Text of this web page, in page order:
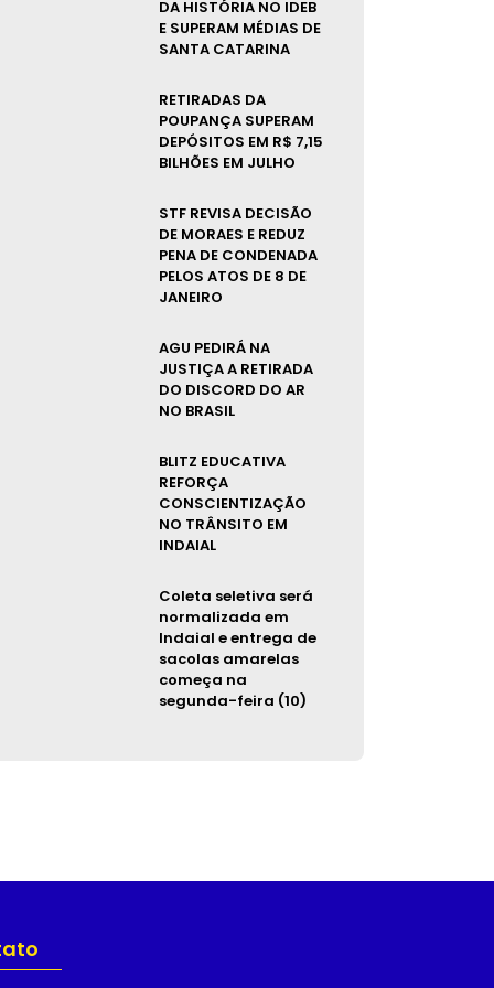
DA HISTÓRIA NO IDEB
E SUPERAM MÉDIAS DE
SANTA CATARINA
RETIRADAS DA
POUPANÇA SUPERAM
DEPÓSITOS EM R$ 7,15
BILHÕES EM JULHO
STF REVISA DECISÃO
DE MORAES E REDUZ
PENA DE CONDENADA
PELOS ATOS DE 8 DE
JANEIRO
AGU PEDIRÁ NA
JUSTIÇA A RETIRADA
DO DISCORD DO AR
NO BRASIL
BLITZ EDUCATIVA
REFORÇA
CONSCIENTIZAÇÃO
NO TRÂNSITO EM
INDAIAL
Coleta seletiva será
normalizada em
Indaial e entrega de
sacolas amarelas
começa na
segunda-feira (10)